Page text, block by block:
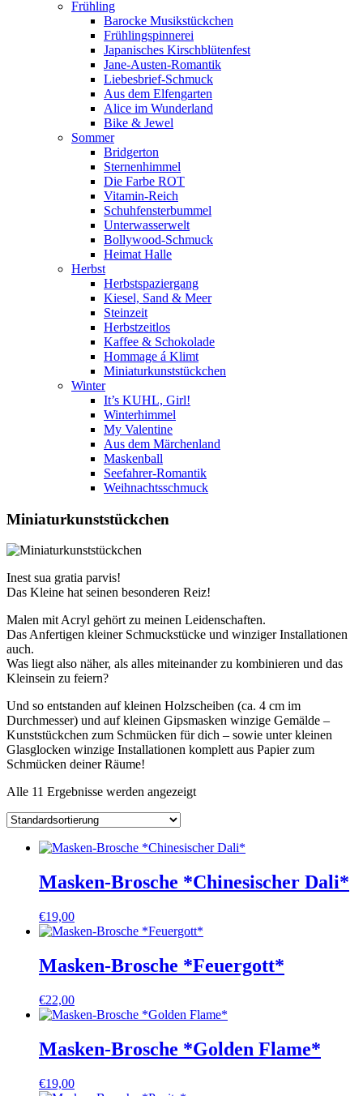
Frühling
Barocke Musikstückchen
Frühlingspinnerei
Japanisches Kirschblütenfest
Jane-Austen-Romantik
Liebesbrief-Schmuck
Aus dem Elfengarten
Alice im Wunderland
Bike & Jewel
Sommer
Bridgerton
Sternenhimmel
Die Farbe ROT
Vitamin-Reich
Schuhfensterbummel
Unterwasserwelt
Bollywood-Schmuck
Heimat Halle
Herbst
Herbstspaziergang
Kiesel, Sand & Meer
Steinzeit
Herbstzeitlos
Kaffee & Schokolade
Hommage á Klimt
Miniaturkunststückchen
Winter
It’s KUHL, Girl!
Winterhimmel
My Valentine
Aus dem Märchenland
Maskenball
Seefahrer-Romantik
Weihnachtsschmuck
Miniaturkunststückchen
Inest sua gratia parvis!
Das Kleine hat seinen besonderen Reiz!
Malen mit Acryl gehört zu meinen Leidenschaften.
Das Anfertigen kleiner Schmuckstücke und winziger Installationen
auch.
Was liegt also näher, als alles miteinander zu kombinieren und das
Kleinsein zu feiern?
Und so entstanden auf kleinen Holzscheiben (ca. 4 cm im
Durchmesser) und auf kleinen Gipsmasken winzige Gemälde –
Kunststückchen zum Schmücken für dich – sowie unter kleinen
Glasglocken winzige Installationen komplett aus Papier zum
Schmücken deiner Räume!
Alle 11 Ergebnisse werden angezeigt
Masken-Brosche *Chinesischer Dali*
€19,00
Masken-Brosche *Feuergott*
€22,00
Masken-Brosche *Golden Flame*
€19,00